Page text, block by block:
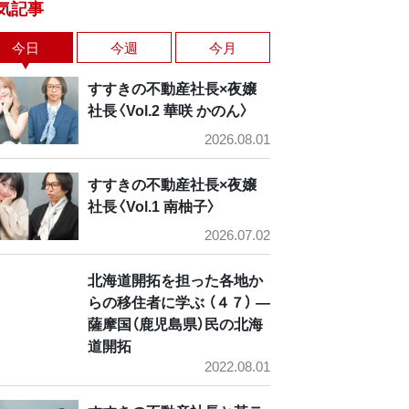
記事
今日 今週 今月
すすきの不動産社長×夜嬢
社長〈Vol.2 華咲 かのん〉
2026.08.01
すすきの不動産社長×夜嬢
社長〈Vol.1 南柚子〉
2026.07.02
北海道開拓を担った各地か
らの移住者に学ぶ （４７） ―
薩摩国（鹿児島県）民の北海
道開拓
2022.08.01